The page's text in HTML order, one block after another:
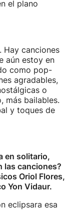
el plano
Hay canciones
aún estoy en
como pop-
agradables,
o
más bailables.
y toques de
en solitario,
las canciones?
Oriol Flores,
Yon Vidaur.
eclipsara esa